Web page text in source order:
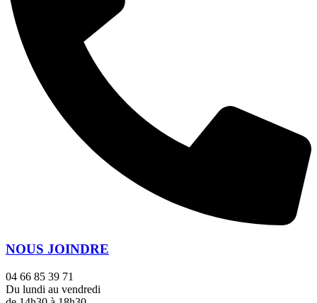
NOUS JOINDRE
04 66 85 39 71
Du lundi au vendredi